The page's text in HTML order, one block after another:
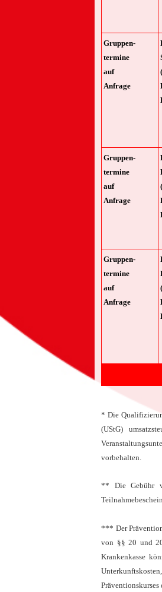
Gruppen-
termine
auf
Anfrage
Gruppen-
termine
auf
Anfrage
Gruppen-
termine
auf
Anfrage
* Die
(UStG)
vorbehalten.
** Die Gebühr
*** Der
von §§ 20 und
Krankenkasse